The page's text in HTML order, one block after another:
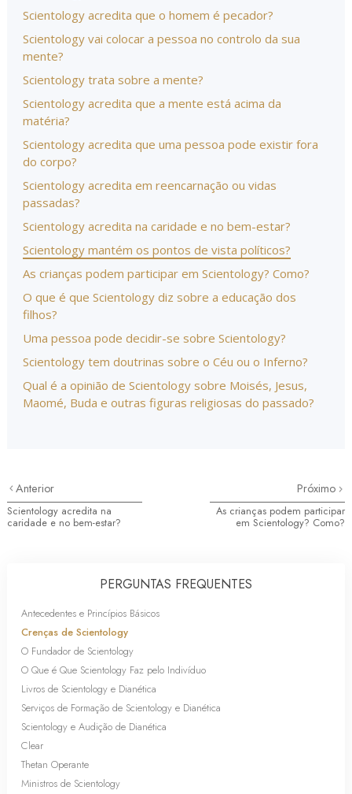
Scientology acredita que o homem é pecador?
Scientology vai colocar a pessoa no controlo da sua
mente?
Scientology trata sobre a mente?
Scientology acredita que a mente está acima da
matéria?
Scientology acredita que uma pessoa pode existir fora
do corpo?
Scientology acredita em reencarnação ou vidas
passadas?
Scientology acredita na caridade e no bem-estar?
Scientology mantém os pontos de vista políticos?
As crianças podem participar em Scientology? Como?
O que é que Scientology diz sobre a educação dos
filhos?
Uma pessoa pode decidir-se sobre Scientology?
Scientology tem doutrinas sobre o Céu ou o Inferno?
Qual é a opinião de Scientology sobre Moisés, Jesus,
Maomé, Buda e outras figuras religiosas do passado?
Anterior
Scientology acredita na
caridade e no bem-estar?
Próximo
As crianças podem participar
em Scientology? Como?
PERGUNTAS FREQUENTES
Antecedentes e Princípios Básicos
Crenças de Scientology
O Fundador de Scientology
O Que é Que Scientology Faz pelo Indivíduo
Livros de Scientology e Dianética
Serviços de Formação de Scientology e Dianética
Scientology e Audição de Dianética
Clear
Thetan Operante
Ministros de Scientology